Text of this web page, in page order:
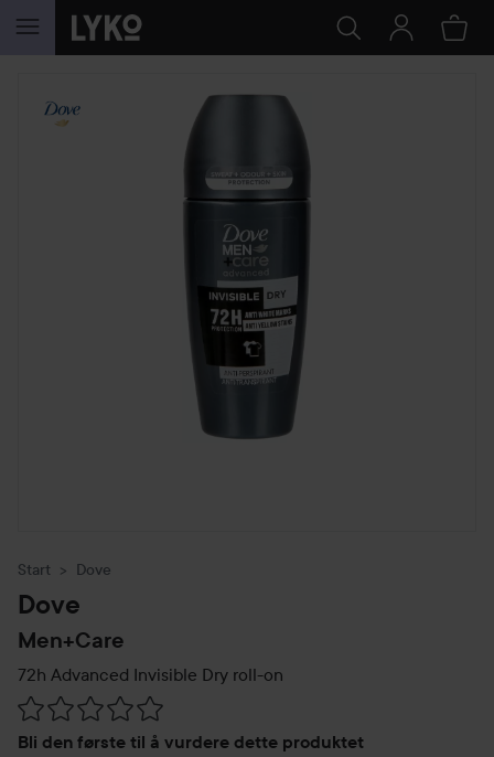
GÅ TIL INNHOLD
Start Dove
Dove
Men+Care
72h Advanced Invisible Dry roll-on
Bli den første til å vurdere dette produktet
Gå til Vurderinger & anmeldelser